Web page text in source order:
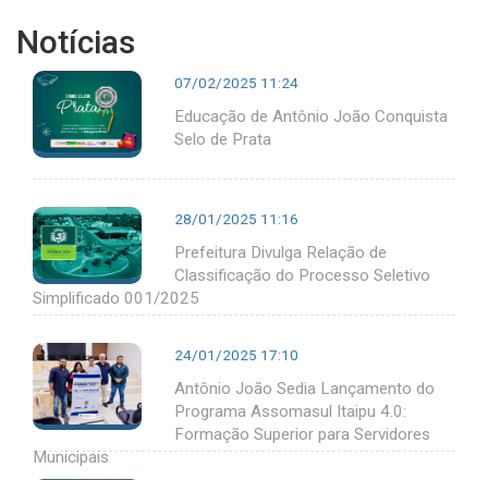
Notícias
07/02/2025 11:24
Educação de Antônio João Conquista
Selo de Prata
28/01/2025 11:16
Prefeitura Divulga Relação de
Classificação do Processo Seletivo
Simplificado 001/2025
24/01/2025 17:10
Antônio João Sedia Lançamento do
Programa Assomasul Itaipu 4.0:
Formação Superior para Servidores
Municipais